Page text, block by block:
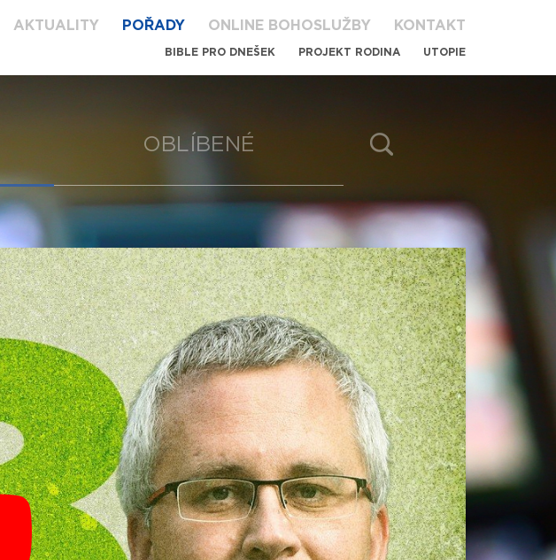
AKTUALITY POŘADY ONLINE BOHOSLUŽBY KONTAKT
BIBLE PRO DNEŠEK PROJEKT RODINA UTOPIE
OBLÍBENÉ